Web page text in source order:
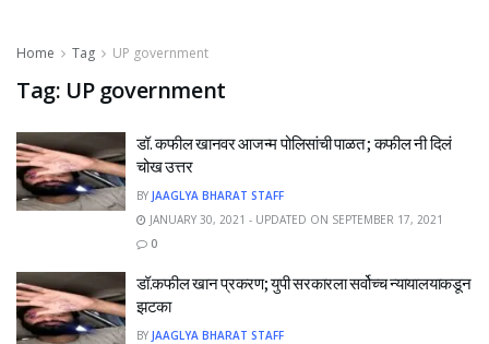
Home Tag UP government
Tag: UP government
डॉ. कफील खानवर आजन्म पोलिसांची पाळत ; कफील नी दिलं
चोख उत्तर
BY JAAGLYA BHARAT STAFF
JANUARY 30, 2021 - UPDATED ON SEPTEMBER 17, 2021
0
डॉ.कफील खान प्रकरण; युपी सरकारला सर्वोच्च न्यायालयाकडून
झटका
BY JAAGLYA BHARAT STAFF